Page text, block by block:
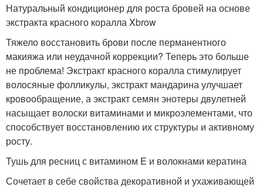
Натуральный кондиционер для роста бровей на основе
экстракта красного коралла Xbrow
Тяжело восстановить брови после перманентного
макияжа или неудачной коррекции? Теперь это больше
не проблема! Экстракт красного коралла стимулирует
волосяные фолликулы, экстракт мандарина улучшает
кровообращение, а экстракт семян энотеры двулетней
насыщает волоски витаминами и микроэлементами, что
способствует восстановлению их структуры и активному
росту.
Тушь для ресниц с витамином E и волокнами кератина
Сочетает в себе свойства декоративной и ухаживающей